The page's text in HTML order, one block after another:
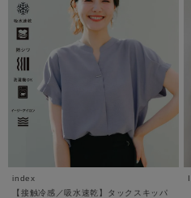
index
【接触冷感／吸水速乾】タックスキッパ